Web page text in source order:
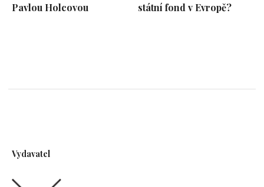
Pavlou Holcovou
státní fond v Evropě?
Vydavatel